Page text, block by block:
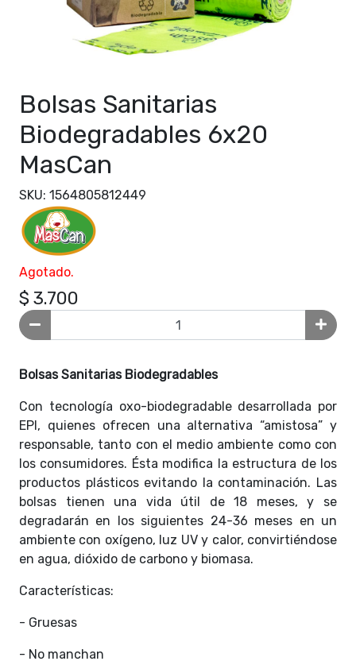
Bolsas Sanitarias
Biodegradables 6x20
MasCan
SKU: 1564805812449
Agotado.
$ 3.700
Bolsas Sanitarias Biodegradables
Con tecnología oxo-biodegradable desarrollada por
EPI, quienes ofrecen una alternativa “amistosa” y
responsable, tanto con el medio ambiente como con
los consumidores. Ésta modifica la estructura de los
productos plásticos evitando la contaminación. Las
bolsas tienen una vida útil de 18 meses, y se
degradarán en los siguientes 24-36 meses en un
ambiente con oxígeno, luz UV y calor, convirtiéndose
en agua, dióxido de carbono y biomasa.
Características:
- Gruesas
- No manchan